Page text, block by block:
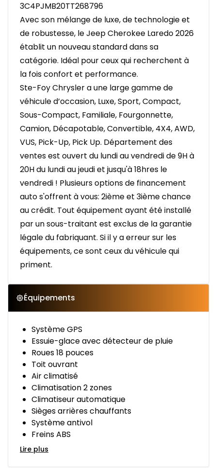
3C4PJMB20TT268796
Avec son mélange de luxe, de technologie et
de robustesse, le Jeep Cherokee Laredo 2026
établit un nouveau standard dans sa
catégorie. Idéal pour ceux qui recherchent à
la fois confort et performance.
Ste-Foy Chrysler a une large gamme de
véhicule d’occasion, Luxe, Sport, Compact,
Sous-Compact, Familiale, Fourgonnette,
Camion, Décapotable, Convertible, 4X4, AWD,
VUS, Pick-Up, Pick Up. Département des
ventes est ouvert du lundi au vendredi de 9H à
20H du lundi au jeudi et jusqu'à 18hres le
vendredi ! Plusieurs options de financement
auto s'offrent à vous: 2ième et 3ième chance
au crédit. Tout équipement ayant été installé
par un sous-traitant est exclus de la garantie
légale du fabriquant. Si il y a erreur sur les
équipements, ce sont ceux du véhicule qui
priment.
Équipements
Système GPS
Essuie-glace avec détecteur de pluie
Roues 18 pouces
Toit ouvrant
Air climatisé
Climatisation 2 zones
Climatiseur automatique
Sièges arrières chauffants
Système antivol
Freins ABS
Lire plus